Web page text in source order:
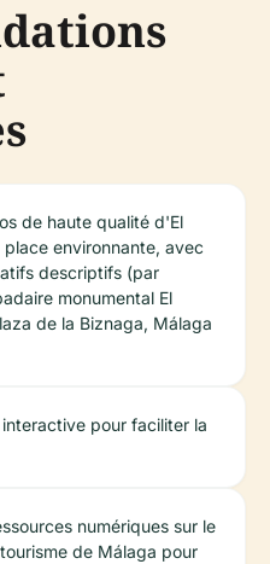
de haute qualité d'El
place environnante, avec
descriptifs (par
monumental El
de la Biznaga, Málaga
pour faciliter la
numériques sur le
de Málaga pour